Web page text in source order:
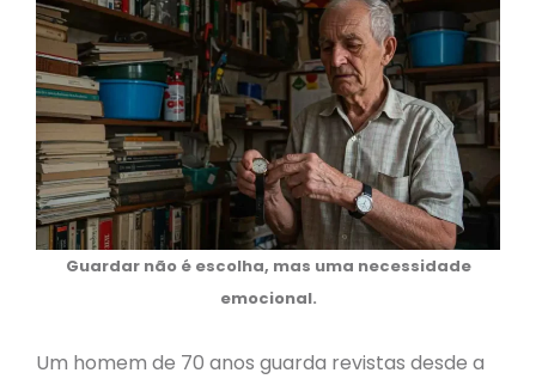
Guardar não é escolha, mas uma necessidade
emocional.
Um homem de 70 anos guarda revistas desde a